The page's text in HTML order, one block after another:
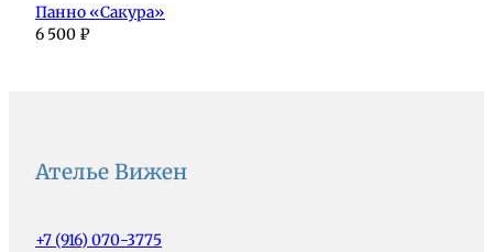
Панно «Сакура»
6 500 ₽
Ателье Вижен
+7 (916) 070-3775